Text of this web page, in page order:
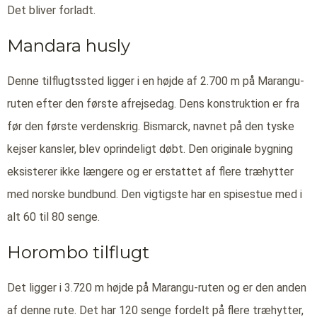
Det bliver forladt.
Mandara husly
Denne tilflugtssted ligger i en højde af 2.700 m på Marangu-
ruten efter den første afrejsedag. Dens konstruktion er fra
før den første verdenskrig. Bismarck, navnet på den tyske
kejser kansler, blev oprindeligt døbt. Den originale bygning
eksisterer ikke længere og er erstattet af flere træhytter
med norske bundbund. Den vigtigste har en spisestue med i
alt 60 til 80 senge.
Horombo tilflugt
Det ligger i 3.720 m højde på Marangu-ruten og er den anden
af denne rute. Det har 120 senge fordelt på flere træhytter,